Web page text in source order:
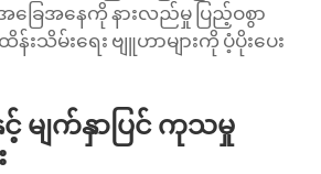
ခြေအနေကို နားလည်မှု ပြည့်ဝစွာ
းသိမ်းရေး ဗျူဟာများကို ပံ့ပိုးပေး
င့် မျက်နှာပြင် ကုသမှု